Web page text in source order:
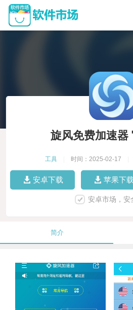
旋风免费加速器
工具 时间：2025-02-17
安卓下载 苹果下载
安卓市场，安
简介